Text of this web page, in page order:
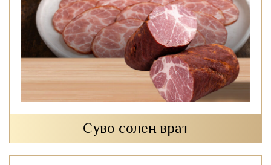
Суво солен врат